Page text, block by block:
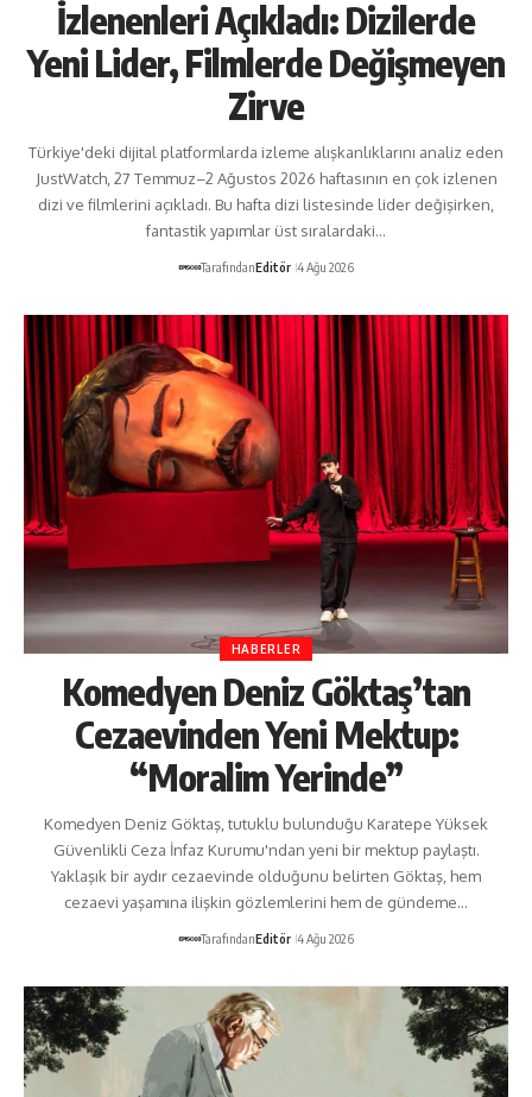
İzlenenleri Açıkladı: Dizilerde
Yeni Lider, Filmlerde Değişmeyen
Zirve
Türkiye'deki dijital platformlarda izleme alışkanlıklarını analiz eden
JustWatch, 27 Temmuz–2 Ağustos 2026 haftasının en çok izlenen
dizi ve filmlerini açıkladı. Bu hafta dizi listesinde lider değişirken,
fantastik yapımlar üst sıralardaki…
TarafındanEditör 4 Ağu 2026
HABERLER
Komedyen Deniz Göktaş’tan
Cezaevinden Yeni Mektup:
“Moralim Yerinde”
Komedyen Deniz Göktaş, tutuklu bulunduğu Karatepe Yüksek
Güvenlikli Ceza İnfaz Kurumu'ndan yeni bir mektup paylaştı.
Yaklaşık bir aydır cezaevinde olduğunu belirten Göktaş, hem
cezaevi yaşamına ilişkin gözlemlerini hem de gündeme…
TarafındanEditör 4 Ağu 2026